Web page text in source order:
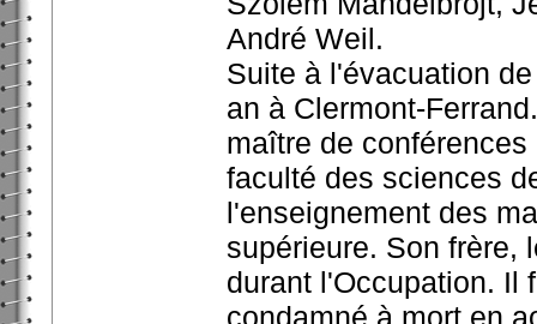
André Weil.
Suite à l'évacuation
an à Clermont-
maître de
faculté des sciences
l'enseignement des
supérieure. Son frère,
durant l'Occupation. Il
condamné à mort en